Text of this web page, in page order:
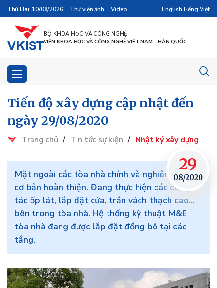
Thứ Hai, 10/08/2026 Thư viện ảnh Video EnglishTiếng Việt
BỘ KHOA HỌC VÀ CÔNG NGHỆ
VIỆN KHOA HỌC VÀ CÔNG NGHỆ VIỆT NAM - HÀN QUỐC
29
08/2020
Tiến độ xây dựng cập nhật đến
ngày 29/08/2020
Trang chủ / Tin tức sự kiện / Nhật ký xây dựng
Mặt ngoài các tòa nhà chính và nghiên cứu đã
cơ bản hoàn thiện. Đang thực hiện các công
tác ốp lát, lắp đặt cửa, trần vách thạch cao...
bên trong tòa nhà. Hệ thống kỹ thuật M&E
tòa nhà đang được lắp đặt đồng bộ tại các
tầng.